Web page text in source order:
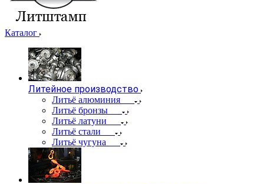
Каталог
Литейное производство
Литьё алюминия
Литьё бронзы
Литьё латуни
Литьё стали
Литьё чугуна